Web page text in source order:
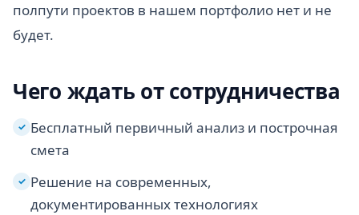
полпути проектов в нашем портфолио нет и не
будет.
Чего ждать от сотрудничества
✓ Бесплатный первичный анализ и построчная
смета
✓ Решение на современных,
документированных технологиях